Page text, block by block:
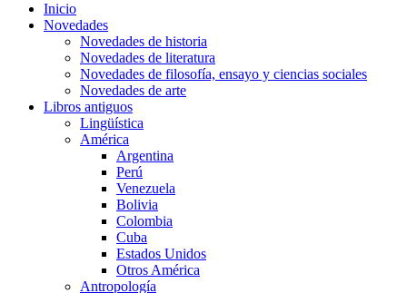
Inicio
Novedades
Novedades de historia
Novedades de literatura
Novedades de filosofía, ensayo y ciencias sociales
Novedades de arte
Libros antiguos
Lingüística
América
Argentina
Perú
Venezuela
Bolivia
Colombia
Cuba
Estados Unidos
Otros América
Antropología